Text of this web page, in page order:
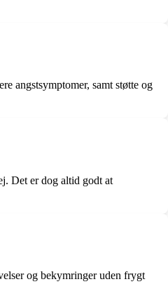
angstsymptomer, samt støtte og
Det er dog altid godt at
og bekymringer uden frygt